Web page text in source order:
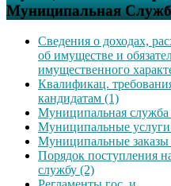
Муниципальная
Сведения о доходах,
об имуществе и
имущественного
Квалификац.
кандидатам (1)
Муниципальная служба
Муниципальные
Муниципальные заказы
Порядок поступления
службу (2)